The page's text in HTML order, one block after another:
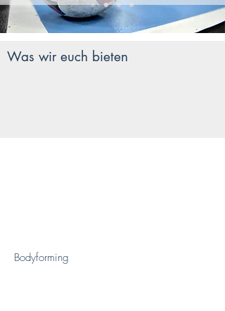
Was wir euch bieten
Bodyforming